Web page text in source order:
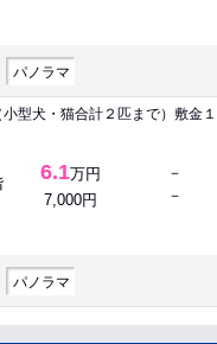
パノラマ
型犬・猫合計２匹まで）敷金
6.1万円
7,000円
－
－
パノラマ